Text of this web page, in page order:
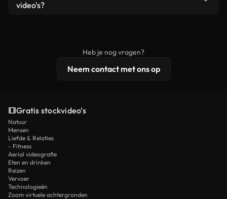
remixen. Zorg er wel voor dat het eindproduct
video's?
licentiebescherming omvat.
Heb je nog vragen?
Neem contact met ons op
Gratis stockvideo’s
Natuur
Mensen
Liefde & Relaties
- Fitness
Aerial videografie
Eten en drinken
Reizen
Vervoer
Technologieën
Zoom virtuele achtergronden